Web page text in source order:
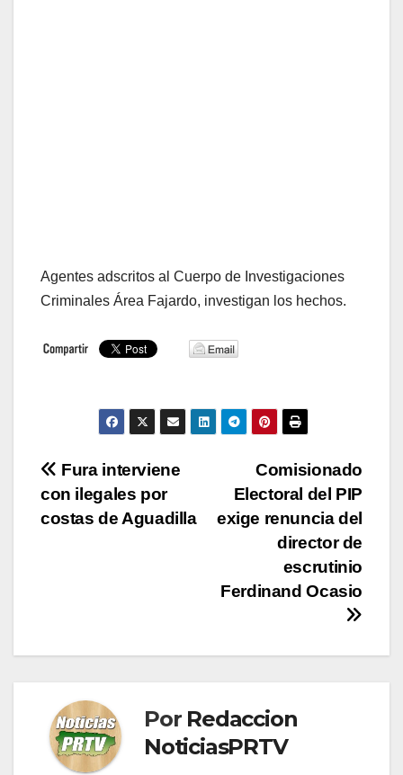
Agentes adscritos al Cuerpo de Investigaciones
Criminales Área Fajardo, investigan los hechos.
Navegación
de
Comisionado
Electoral del PIP
exige renuncia del
director de
escrutinio
Ferdinand Ocasio
Fura interviene
con ilegales por
costas de Aguadilla
Por Redaccion
NoticiasPRTV